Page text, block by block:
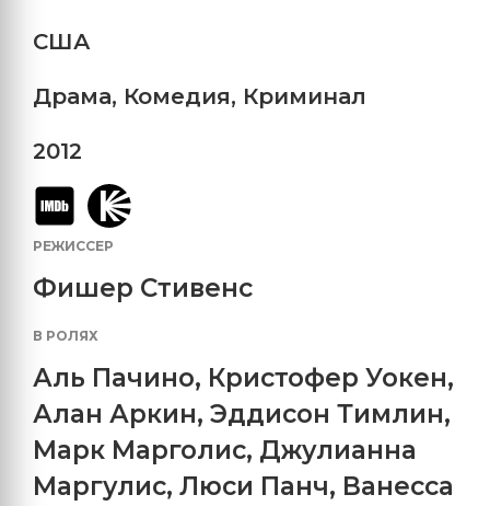
США
Драма, Комедия, Криминал
2012
РЕЖИССЕР
Фишер Стивенс
В РОЛЯХ
Аль Пачино, Кристофер Уокен,
Алан Аркин, Эддисон Тимлин,
Марк Марголис, Джулианна
Маргулис, Люси Панч, Ванесса